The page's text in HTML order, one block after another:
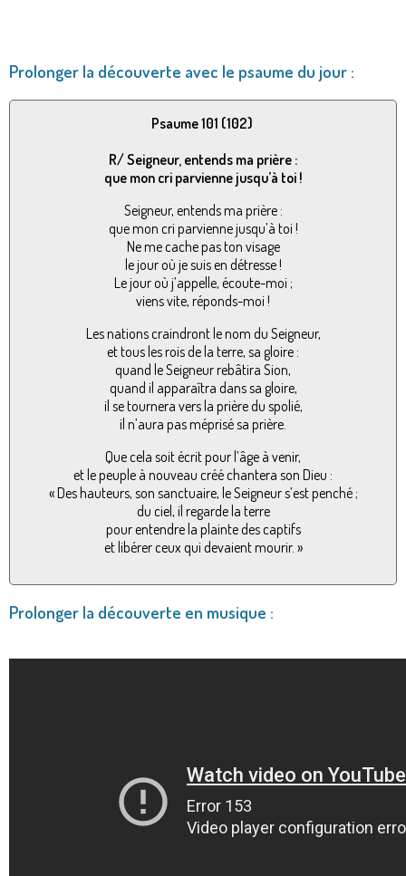
Prolonger la découverte avec le psaume du jour :
Psaume 101 (102)
R/ Seigneur, entends ma prière :
que mon cri parvienne jusqu’à toi !
Seigneur, entends ma prière :
que mon cri parvienne jusqu’à toi !
Ne me cache pas ton visage
le jour où je suis en détresse !
Le jour où j’appelle, écoute-moi ;
viens vite, réponds-moi !
Les nations craindront le nom du Seigneur,
et tous les rois de la terre, sa gloire :
quand le Seigneur rebâtira Sion,
quand il apparaîtra dans sa gloire,
il se tournera vers la prière du spolié,
il n’aura pas méprisé sa prière.
Que cela soit écrit pour l’âge à venir,
et le peuple à nouveau créé chantera son Dieu :
« Des hauteurs, son sanctuaire, le Seigneur s’est penché ;
du ciel, il regarde la terre
pour entendre la plainte des captifs
et libérer ceux qui devaient mourir. »
Prolonger la découverte en musique :